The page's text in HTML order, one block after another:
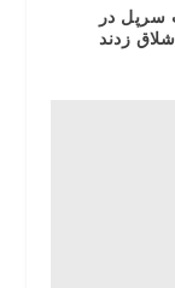
سرپل در